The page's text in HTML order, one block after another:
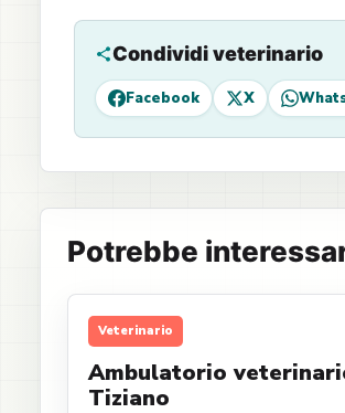
Condividi veterinario
Facebook X
Potrebbe
Veterinario
Ambulatorio
Tiziano